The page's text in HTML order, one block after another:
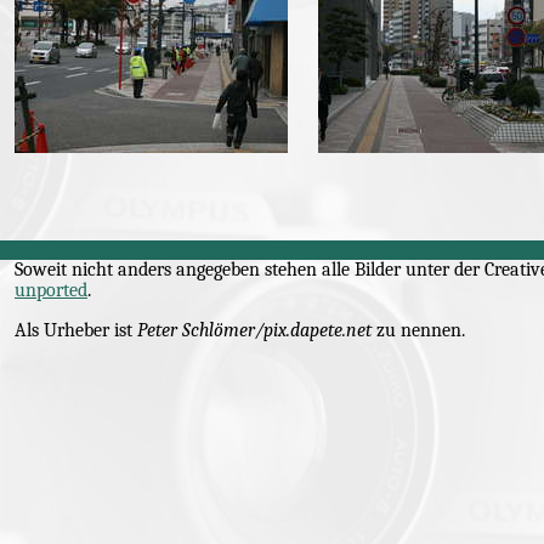
Soweit nicht anders angegeben stehen alle Bilder unter der
unported.
Als Urheber ist Peter Schlömer/pix.dapete.netzu nennen.